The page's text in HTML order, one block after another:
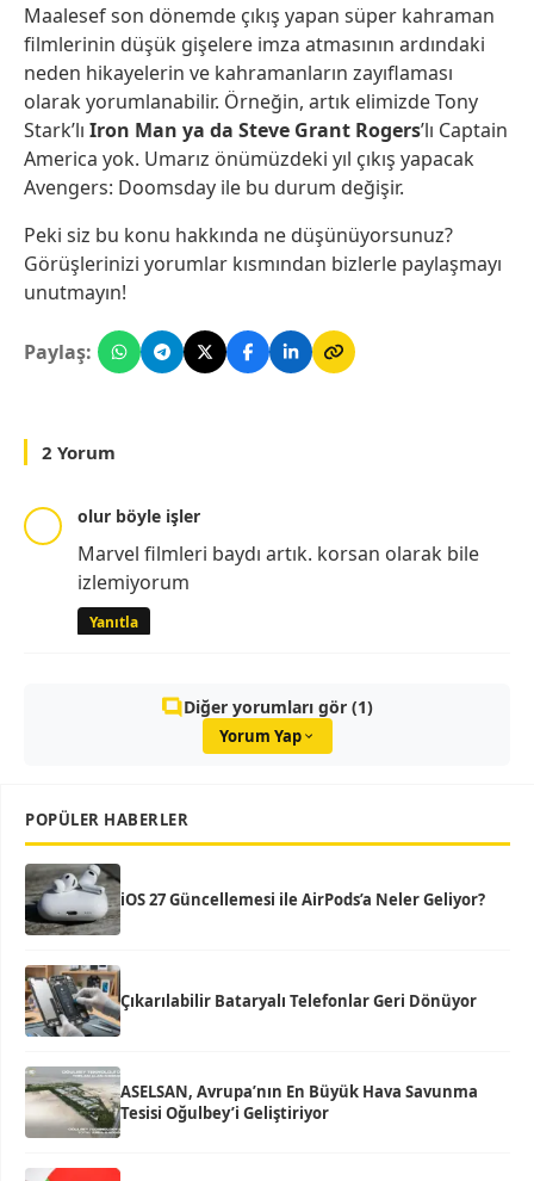
Maalesef son dönemde çıkış yapan süper kahraman
filmlerinin düşük gişelere imza atmasının ardındaki
neden hikayelerin ve kahramanların zayıflaması
olarak yorumlanabilir. Örneğin, artık elimizde Tony
Stark’lı Iron Man ya da Steve Grant Rogers’lı Captain
America yok. Umarız önümüzdeki yıl çıkış yapacak
Avengers: Doomsday ile bu durum değişir.
Peki siz bu konu hakkında ne düşünüyorsunuz?
Görüşlerinizi yorumlar kısmından bizlerle paylaşmayı
unutmayın!
Paylaş:
2 Yorum
olur böyle işler
Marvel filmleri baydı artık. korsan olarak bile
izlemiyorum
Yanıtla
Diğer yorumları gör (1)
Yorum Yap
POPÜLER HABERLER
iOS 27 Güncellemesi ile AirPods’a Neler Geliyor?
Çıkarılabilir Bataryalı Telefonlar Geri Dönüyor
ASELSAN, Avrupa’nın En Büyük Hava Savunma
Tesisi Oğulbey’i Geliştiriyor